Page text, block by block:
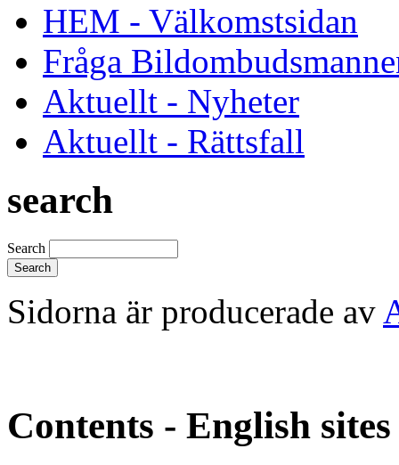
HEM - Välkomstsidan
Fråga
Aktuellt - Nyheter
Aktuellt - Rättsfall
search
Search
Sidorna är producerade av
Contents - English sites